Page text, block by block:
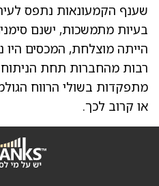
שענף הקמעונאות נתפס
בעיות מתמשכות, ישנם
הייתה מוצלחת, המכסים היו
מתפקדות בשולי הרווח
או קרוב לכך.